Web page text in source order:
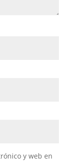
y web en